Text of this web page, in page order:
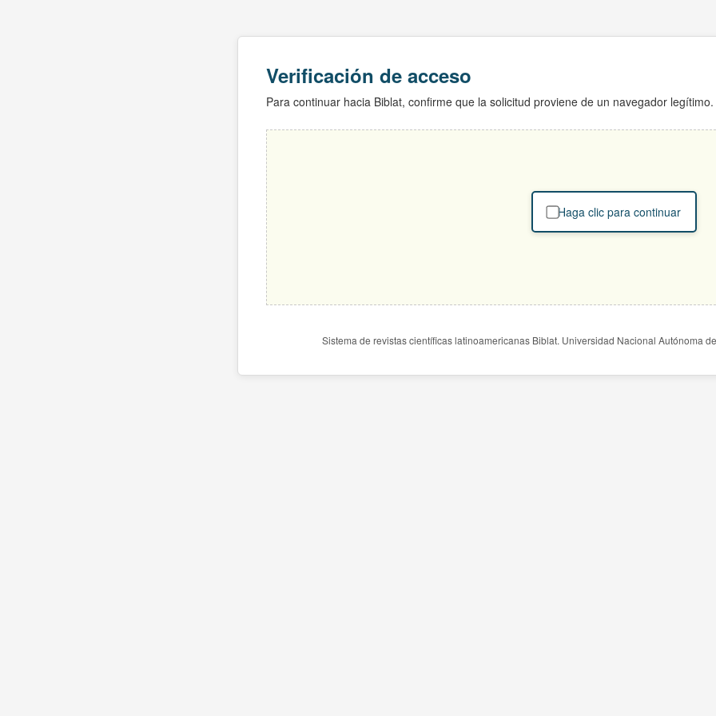
Verificación de acceso
Para continuar hacia Biblat, confirme que la solicitud proviene de un navegador legítimo.
Haga clic para continuar
Sistema de revistas científicas latinoamericanas Biblat. Universidad Nacional Autónoma